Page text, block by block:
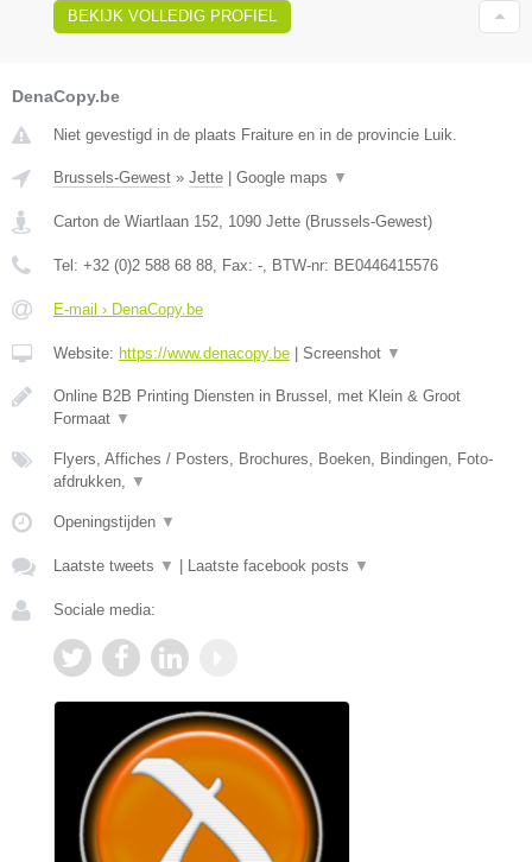
BEKIJK VOLLEDIG PROFIEL
DenaCopy.be
Niet gevestigd in de plaats Fraiture en in de provincie Luik.
Brussels-Gewest » Jette Google maps ▼
Carton de Wiartlaan 152 1090 Jette (Brussels-Gewest)
Tel: +32 (0)2 588 68 88 , Fax: - , BTW-nr: BE0446415576
E-mail › DenaCopy.be
Website: https://www.denacopy.be Screenshot ▼
Online B2B Printing Diensten in Brussel, met Klein & Groot
Formaat ▼
Flyers, Affiches / Posters, Brochures, Boeken, Bindingen, Foto-
afdrukken,
▼
Openingstijden ▼
Laatste tweets ▼ Laatste facebook posts ▼
Sociale media: